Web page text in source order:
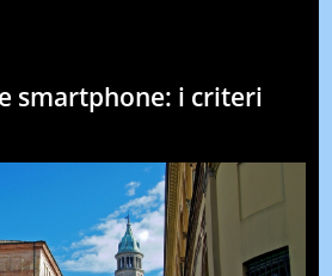
smartphone: i criteri